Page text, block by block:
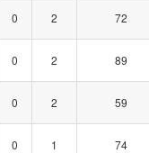
0 2 72
0 2 89
0 2 59
0 1 74